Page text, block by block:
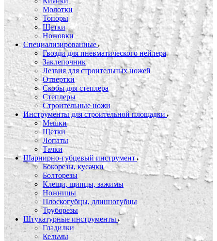
Молотки
Топоры
Щетки
Ножовки
Специализированные
Гвозди для пневматического нейлера
Заклепочник
Лезвия для строительных ножей
Отвертки
Скобы для степлера
Степлеры
Строительные ножи
Инструменты для строительной площадки
Мешки
Щетки
Лопаты
Тачки
Шарнирно-губцевый инструмент
Бокорезы, кусачки
Болторезы
Клещи, щипцы, зажимы
Ножницы
Плоскогубцы, длинногубцы
Труборезы
Штукатурные инструменты
Гладилки
Кельмы